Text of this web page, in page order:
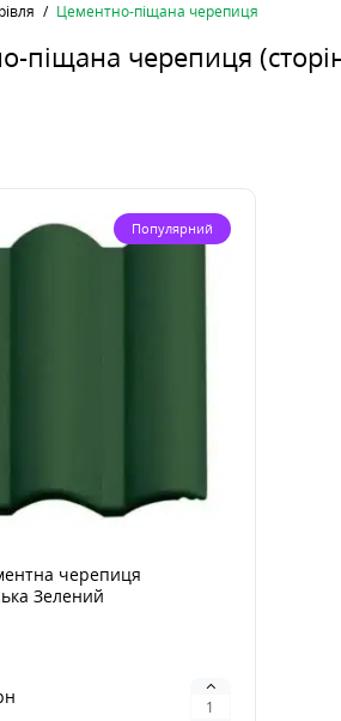
Цементно-піщана черепиця
піщана черепиця
Популярний
черепиця
Зелений